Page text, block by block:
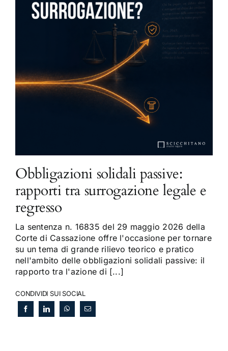
Obbligazioni solidali passive:
rapporti tra surrogazione legale e
regresso
La sentenza n. 16835 del 29 maggio 2026 della
Corte di Cassazione offre l'occasione per tornare
su un tema di grande rilievo teorico e pratico
nell'ambito delle obbligazioni solidali passive: il
rapporto tra l'azione di [...]
CONDIVIDI SUI SOCIAL